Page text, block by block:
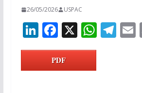
26/05/2026 USPAC
Li
n
k
e
F
ac
e
b
X W T
PDF